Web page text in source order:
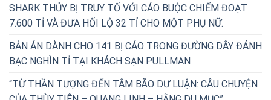
SHARK THỦY BỊ TRUY TỐ VỚI CÁO BUỘC CHIẾM ĐOẠT
7.600 TỈ VÀ ĐƯA HỐI LỘ 32 TỈ CHO MỘT PHỤ NỮ.
BẢN ÁN DÀNH CHO 141 BỊ CÁO TRONG ĐƯỜNG DÂY ĐÁNH
BẠC NGHÌN TỈ TẠI KHÁCH SẠN PULLMAN
“TỪ THẦN TƯỢNG ĐẾN TÂM BÃO DƯ LUẬN: CÂU CHUYỆN